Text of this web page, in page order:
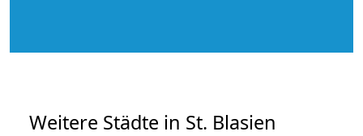
Weitere Städte in St. Blasien